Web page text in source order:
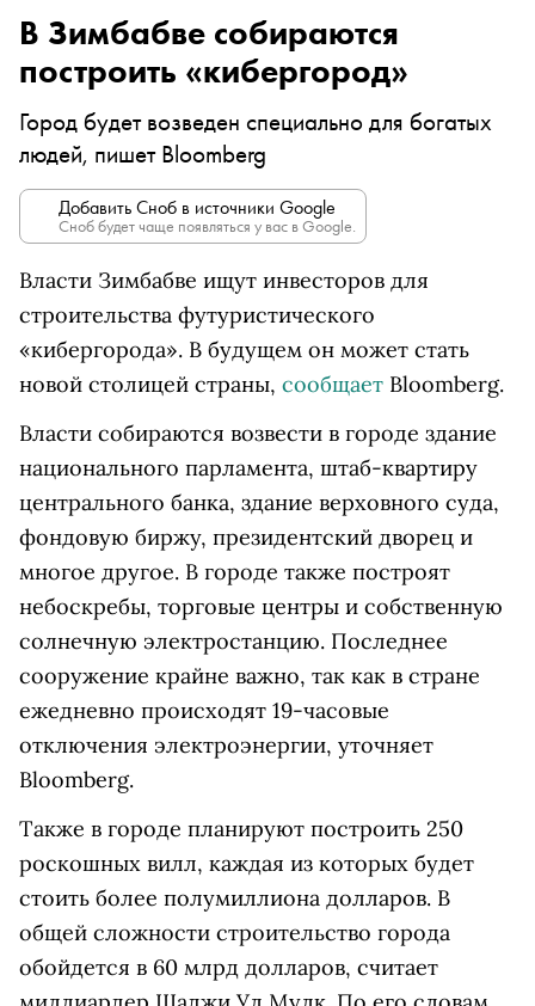
В Зимбабве собираются
построить «кибергород»
Город будет возведен специально для богатых
людей, пишет Bloomberg
Добавить Сноб в источники Google
Сноб будет чаще появляться у вас в Google.
Власти Зимбабве ищут инвесторов для
строительства футуристического
«кибергорода». В будущем он может стать
новой столицей страны, сообщает Bloomberg.
Власти собираются возвести в городе здание
национального парламента, штаб-квартиру
центрального банка, здание верховного суда,
фондовую биржу, президентский дворец и
многое другое. В городе также построят
небоскребы, торговые центры и собственную
солнечную электростанцию. Последнее
сооружение крайне важно, так как в стране
ежедневно происходят 19-часовые
отключения электроэнергии, уточняет
Bloomberg.
Также в городе планируют построить 250
роскошных вилл, каждая из которых будет
стоить более полумиллиона долларов. В
общей сложности строительство города
обойдется в 60 млрд долларов, считает